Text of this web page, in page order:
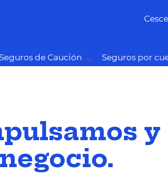
Cesce
Seguros de Caución Seguros por
y